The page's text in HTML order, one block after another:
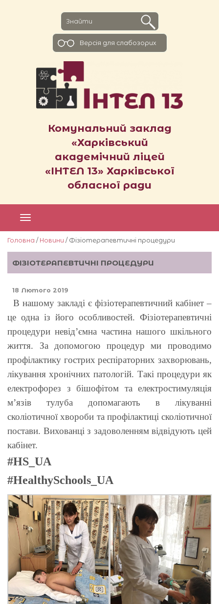
Комунальний заклад
«Харківський
академічний ліцей
«ІНТЕЛ 13» Харківської
обласної ради
Версiя для слабозорих
Головна / Новини / Фізіотерапевтичні процедури
ФІЗІОТЕРАПЕВТИЧНІ ПРОЦЕДУРИ
18 Лютого 2019
В нашому закладі є фізіотерапевтичний кабінет –
це одна із його особливостей. Фізіотерапевтичні
процедури невід’ємна частина нашого шкільного
життя. За допомогою процедур ми проводимо
профілактику гострих респіраторних захворювань,
лікування хронічних патологій. Такі процедури як
електрофорез з бішофітом та електростимуляція
м’язів тулуба допомагають в лікуванні
сколіотичної хвороби та профілактиці сколіотичної
постави. Вихованці з задоволенням відвідують цей
кабінет.
#HS_UA
#HealthySchools_UA